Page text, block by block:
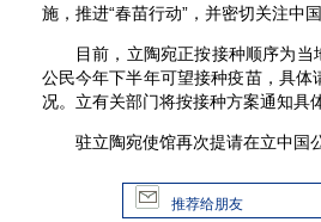
施，推进“春苗行动”，并密切关注中
目前，立陶宛正按接种顺序为当
公民今年下半年可望接种疫苗，具
况。立有关部门将按接种方案通知具
驻立陶宛使馆再次提请在立中国公
推荐给朋友